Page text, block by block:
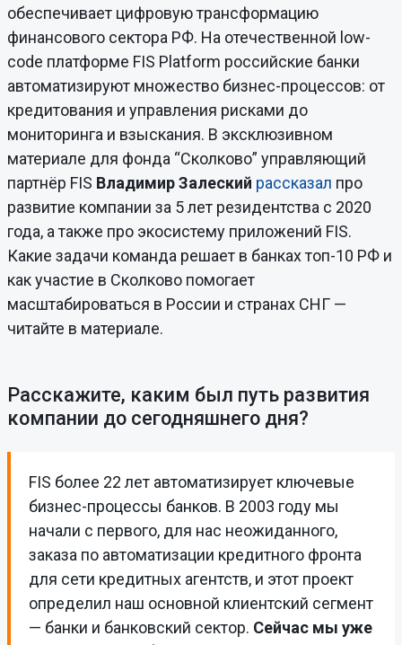
обеспечивает цифровую трансформацию
финансового сектора РФ. На отечественной low-
code платформе FIS Platform российские банки
автоматизируют множество бизнес-процессов: от
кредитования и управления рисками до
мониторинга и взыскания. В эксклюзивном
материале для фонда “Сколково” управляющий
партнёр FIS Владимир Залеский рассказал про
развитие компании за 5 лет резидентства с 2020
года, а также про экосистему приложений FIS.
Какие задачи команда решает в банках топ-10 РФ и
как участие в Сколково помогает
масштабироваться в России и странах СНГ —
читайте в материале.
Расскажите, каким был путь развития
компании до сегодняшнего дня?
FIS более 22 лет автоматизирует ключевые
бизнес-процессы банков. В 2003 году мы
начали с первого, для нас неожиданного,
заказа по автоматизации кредитного фронта
для сети кредитных агентств, и этот проект
определил наш основной клиентский сегмент
— банки и банковский сектор. Сейчас мы уже